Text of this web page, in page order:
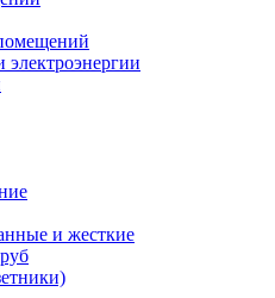
и жесткие